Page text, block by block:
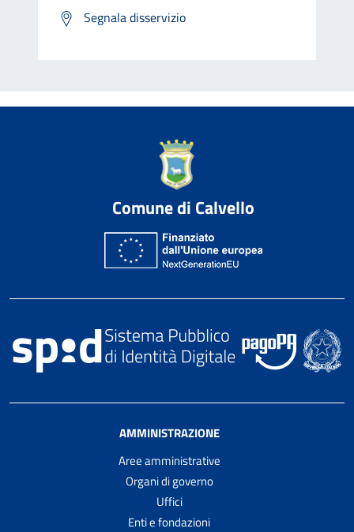
Segnala disservizio
Comune di Calvello
AMMINISTRAZIONE
Aree amministrative
Organi di governo
Uffici
Enti e fondazioni